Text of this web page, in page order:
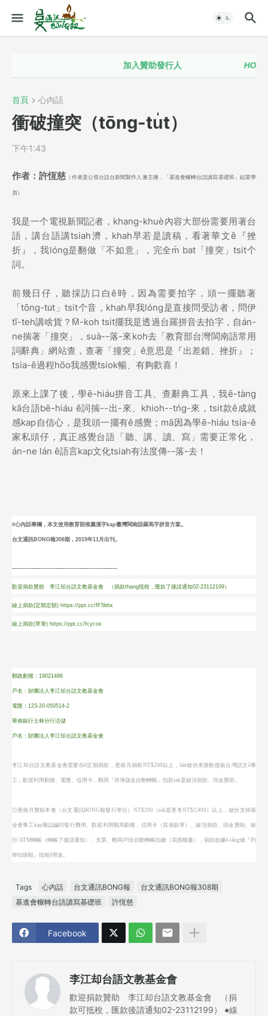
加入贊助發行人 HOT！！
首頁 心內話
衝破撞突（tōng-tu̍t）
下午1:43
作者：許恆慈 （作者是公視台語台新聞製作人兼主播，「基進會輾轉台語讀寫基礎班」結業學
員）
我是一个電視新聞記者，khang-khuè內容大部份需要用著台
語，講台語講tsiah濟，khah早若是讀稿，看著華文ê『挫
折』，我lóng是翻做「不如意」，完全m̄ bat「撞突」tsit个
詞。
前幾日仔，聽採訪口白ê時，因為需要拍字，頭一擺聽著
「tōng-tu̍t」tsit个音，khah早我lóng是直接問受訪者，問伊
tī-teh講啥貨？M̄-koh tsit擺我是透過台羅拼音去拍字，自án-
ne揣著「撞突」，suà--落-來koh去「教育部台灣閩南語常用
詞辭典」網站查，查著「撞突」ê意思是『出差錯、挫折』；
tsia-ê過程hōo我感覺tsiok暢、有夠歡喜！
原來上課了後，學ē-hiáu拼音工具、查辭典工具，我ē-tàng
kā台語bē-hiáu ê詞揣--出-來、khioh--tńg-來，tsit款ê成就
感kap自信心，是我頭一擺有ê感覺；mā因為學ē-hiáu tsia-ê
家私頭仔，真正感覺台語「聽、講、讀、寫」需要正常化，
án-ne lán ê語言kap文化tsiah有法度傳--落-去！
#心內話專欄， 本文使用教育部推薦漢字kap臺灣閩南語羅馬字拼音方案。
台文通訊BONG報308期，2019年11月出刊。
--------------------------------------------
歡迎捐款贊助 李江却台語文教基金會 （捐款thang抵稅，匯款了後請通知02-23112199）
線上捐款(定期定額) https://ppt.cc/fF5bhx
線上捐款(單筆) https://ppt.cc/fcycox
郵政劃撥：19021486
戶名：財團法人李江却台語文教基金會
電匯：123-20-050514-2
華南銀行士林分行活儲
戶名：財團法人李江却台語文教基金會
李江却台語文教基金會需要你ê定期捐款，逐個月捐助NT$200以上，lán做伙來推動復振台灣語文ê事
工，歡迎利用劃撥、電匯、信用卡、郵局『存簿儲金自動轉帳』扣款iah是線頂捐款、現金贊助。
◎逐個月贊助本會（台文通訊BONG報發行單位）NT$200（iah是逐冬NT$2,400）以上，做伙支持基
金會事工kap雜誌編印發行費用。歡迎利用郵局劃撥、信用卡（寫捐款單）、線頂捐款、現金贊助、銀
行/ATM轉帳（轉帳了後請通知）、支票、郵局戶頭自動轉帳扣繳（寫授權書），捐款收據ē-tàng做『列
舉扣除額』抵稅ê用途。
Tags 心內話 台文通訊BONG報
台文通訊BONG報308期
基進會輾轉台語讀寫基礎班
許恆慈
Facebook
李江却台語文教基金會
歡迎捐款贊助 李江却台語文教基金會 （捐
款可抵稅，匯款後請通知02-23112199） ●線